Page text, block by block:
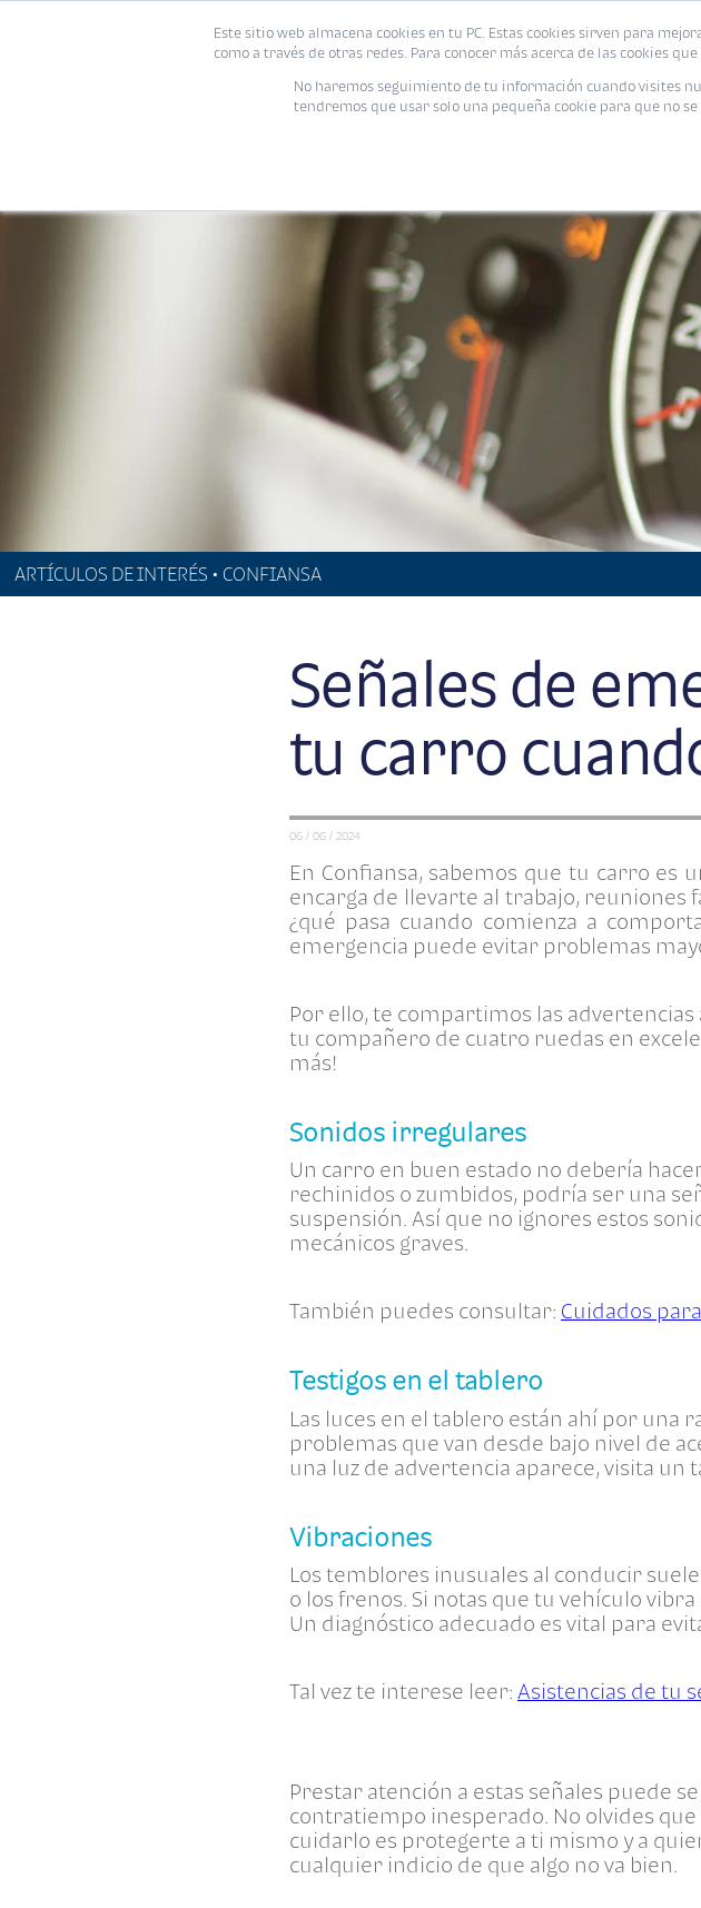
Este sitio web almacena cookies en tu PC. Estas cookies sirven para
como a través de otras redes. Para conocer más acerca de las cookies
No haremos seguimiento de tu información cuando visites
tendremos que usar solo una pequeña cookie para que no
ARTÍCULOS DE INTERÉS • CONFIANSA
Señales de
tu carro
06 / 06 / 2024
En Confiansa, sabemos que tu carro es
encarga de llevarte al trabajo, reuniones
¿qué pasa cuando comienza a
emergencia puede evitar problemas
Por ello, te compartimos las
tu compañero de cuatro ruedas en
más!
Sonidos irregulares
Un carro en buen estado no debería
rechinidos o zumbidos, podría ser una
suspensión. Así que no ignores estos
mecánicos graves.
También puedes consultar: Cuidados
Testigos en el tablero
Las luces en el tablero están ahí por una
problemas que van desde bajo nivel de
una luz de advertencia aparece, visita un
Vibraciones
Los temblores inusuales al conducir
o los frenos. Si notas que tu vehículo
Un diagnóstico adecuado es vital para
Tal vez te interese leer: Asistencias de tu
Prestar atención a estas señales puede
contratiempo inesperado. No olvides
cuidarlo es protegerte a ti mismo y a
cualquier indicio de que algo no va bien.